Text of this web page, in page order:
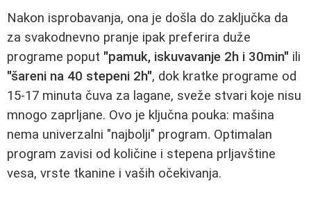
Nakon isprobavanja, ona je došla do zaključka da
za svakodnevno pranje ipak preferira duže
programe poput "pamuk, iskuvavanje 2h i 30min" ili
"šareni na 40 stepeni 2h", dok kratke programe od
15-17 minuta čuva za lagane, sveže stvari koje nisu
mnogo zaprljane. Ovo je ključna pouka: mašina
nema univerzalni "najbolji" program. Optimalan
program zavisi od količine i stepena prljavštine
vesa, vrste tkanine i vaših očekivanja.